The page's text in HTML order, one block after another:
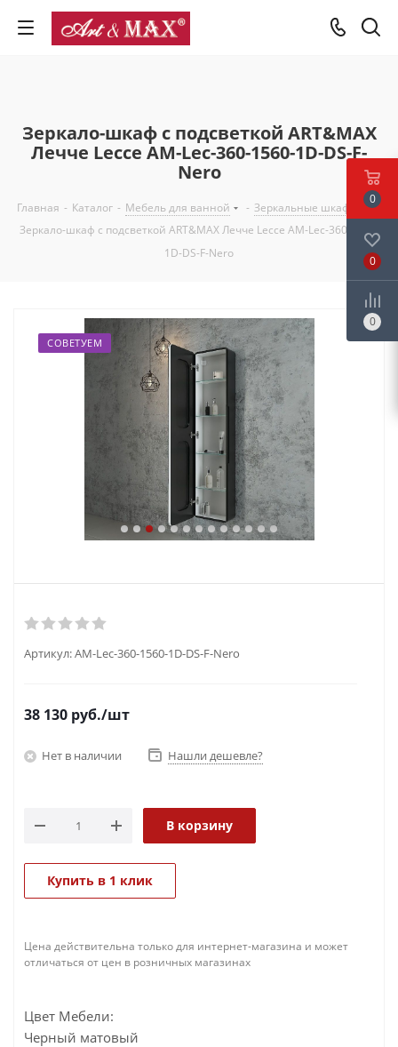
Зеркало-шкаф с подсветкой ART&MAX
Лечче Lecce AM-Lec-360-1560-1D-DS-F-
Nero
Главная - Каталог - Мебель для ванной - Зеркальные шкафы
-
Зеркало-шкаф с подсветкой ART&MAX Лечче Lecce AM-Lec-360-1560-
1D-DS-F-Nero
СОВЕТУЕМ
Артикул:AM-Lec-360-1560-1D-DS-F-Nero
38 130 руб./шт
Нет в наличии Нашли дешевле?
В корзину
Купить в 1 клик
Цена действительна только для интернет-магазина и может
отличаться от цен в розничных магазинах
Цвет Мебели:
Черный матовый
0
0
0